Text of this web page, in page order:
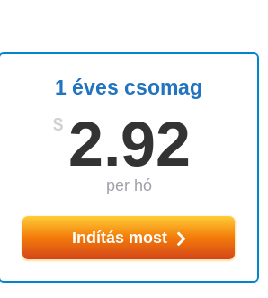
1 éves csomag
$ 2.92
per hó
Indítás most